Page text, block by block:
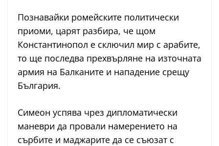
Познавайки ромейските политически
приоми, царят разбира, че щом
Константинопол е сключил мир с арабите,
то ще последва прехвърляне на източната
армия на Балканите и нападение срещу
България.
Симеон успява чрез дипломатически
маневри да провали намерението на
сърбите и маджарите да се съюзат с